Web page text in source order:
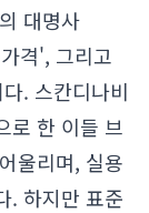
대명사
격', 그리고
. 스칸디나비
로 한 이들 브
울리며, 실용
. 하지만 표준